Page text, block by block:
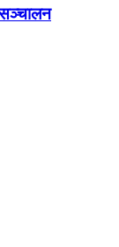
सञ्चालन